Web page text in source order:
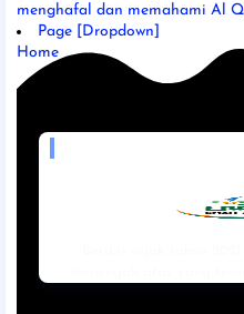
menghafal dan memahami Al
Page [Dropdown]
Home